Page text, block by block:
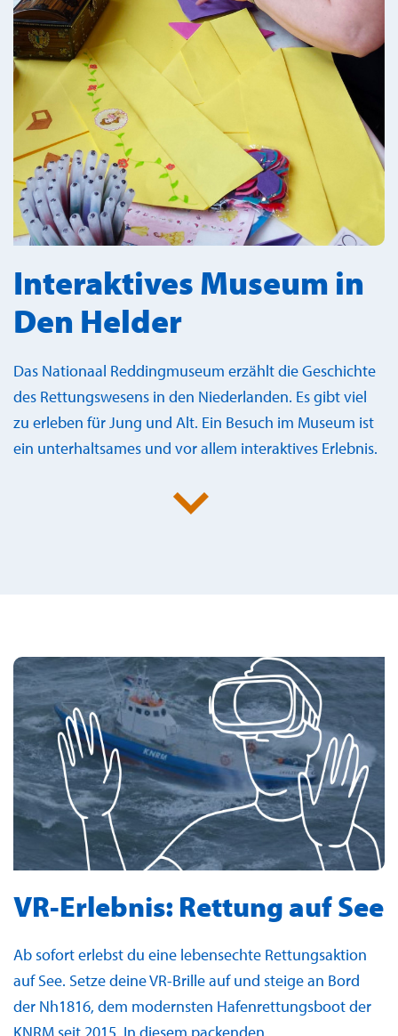
Interaktives Museum in
Den Helder
Das Nationaal Reddingmuseum erzählt die Geschichte
des Rettungswesens in den Niederlanden. Es gibt viel
zu erleben für Jung und Alt. Ein Besuch im Museum ist
ein unterhaltsames und vor allem interaktives Erlebnis.
VR-Erlebnis: Rettung auf See
Ab sofort erlebst du eine lebensechte Rettungsaktion
auf See. Setze deine VR-Brille auf und steige an Bord
der Nh1816, dem modernsten Hafenrettungsboot der
KNRM seit 2015. In diesem packenden